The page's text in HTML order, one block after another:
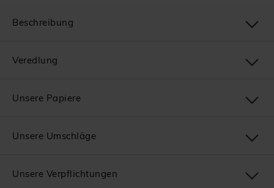
Beschreibung
Veredlung
Unsere Papiere
Unsere Umschläge
Unsere Verpflichtungen